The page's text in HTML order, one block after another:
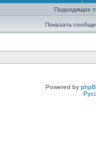
Подходящих
Показать
Powered by